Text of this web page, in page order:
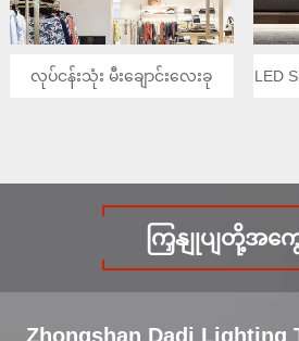
လုပ်ငန်းသုံး မီးချောင်းလေးခု LED
ကြှနျုပျတို့အကွေ
Zhongshan Dadi Lighting